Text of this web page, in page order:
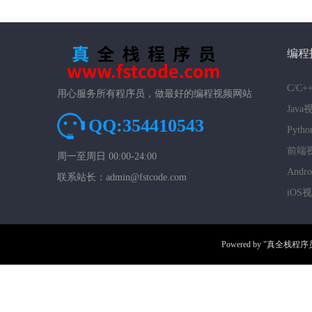
用心服务所有程序员，做最好的编程视频网站
QQ:354410543
周一至周日 00:00-24:00
联系站长：admin@fstcode.com
编程
C/
Java
前端
iOS
Powered by "真全栈程序